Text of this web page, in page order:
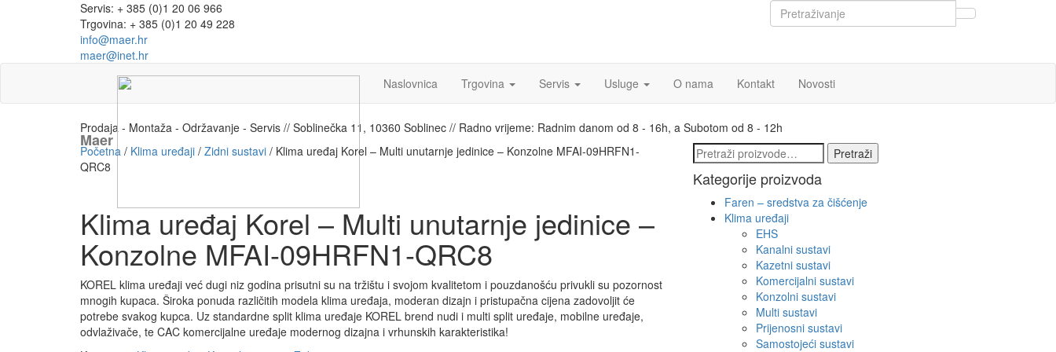
Servis: + 385 (0)1 20 06 966
Trgovina: + 385 (0)1 20 49 228
info@maer.hr
maer@inet.hr
Maer
Naslovnica Trgovina Servis Usluge O nama Kontakt Novosti
Prodaja - Montaža - Održavanje - Servis // Soblinečka 11, 10360 Soblinec // Radno vrijeme: Radnim danom od 8 - 16h, a Subotom od 8 - 12h
Početna / Klima uređaji / Zidni sustavi / Klima uređaj Korel – Multi unutarnje jedinice – Konzolne MFAI-09HRFN1-
QRC8
Klima uređaj Korel – Multi unutarnje jedinice –
Konzolne MFAI-09HRFN1-QRC8
KOREL klima uređaji već dugi niz godina prisutni su na tržištu i svojom kvalitetom i pouzdanošću privukli su pozornost
mnogih kupaca. Široka ponuda različitih modela klima uređaja, moderan dizajn i pristupačna cijena zadovoljit će
potrebe svakog kupca. Uz standardne split klima uređaje KOREL brend nudi i multi split uređaje, mobilne uređaje,
odvlaživače, te CAC komercijalne uređaje modernog dizajna i vrhunskih karakteristika!
Pretraži: Pretraži
Kategorije proizvoda
Faren – sredstva za čišćenje
Klima uređaji
EHS
Kanalni sustavi
Kazetni sustavi
Komercijalni sustavi
Konzolni sustavi
Multi sustavi
Prijenosni sustavi
Samostojeći sustavi